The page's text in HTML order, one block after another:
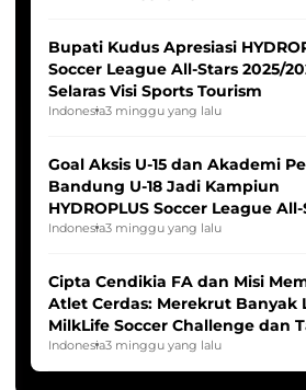
Bupati Kudus Apresiasi
Soccer League All-Stars 2025/
Selaras Visi Sports Tourism
Indonesia3 minggu yang lalu
Goal Aksis U-15 dan Akademi
Bandung U-18 Jadi Kampiun
HYDROPLUS Soccer League
2025/2026
Indonesia3 minggu yang lalu
Cipta Cendikia FA dan Misi
Atlet Cerdas: Merekrut Banyak
MilkLife Soccer Challenge dan
HYDROPLUS Soccer League
Indonesia3 minggu yang lalu